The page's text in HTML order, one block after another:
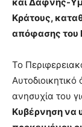
Κράτους,
απόφασης του
Το
ανησυχία του
Κυβέρνηση να